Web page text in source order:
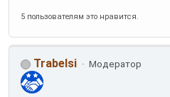
5 пользователям это нравится.
Trabelsi Модератор